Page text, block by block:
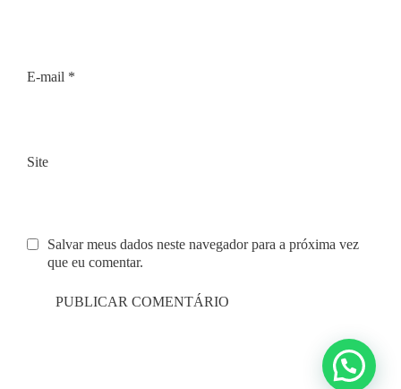
E-mail *
Site
Salvar meus dados neste navegador para a próxima vez
que eu comentar.